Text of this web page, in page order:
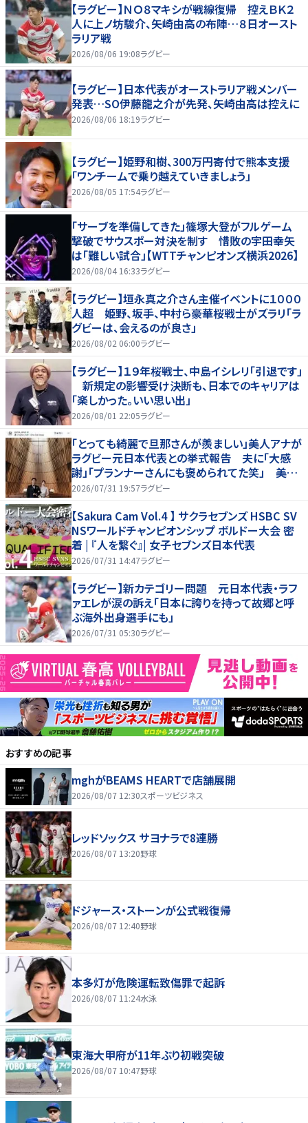
【ラグビー】ＮＯ８マキシが戦線復帰 控えＢＫ２
人に上ノ坊駿介、矢崎由高の布陣…８日オースト
ラリア戦
2026/08/06 19:08ラグビー
【ラグビー】日本代表がオーストラリア戦メンバー
発表…SO伊藤龍之介が先発、矢崎由高は控えに
2026/08/06 18:19ラグビー
【ラグビー】姫野和樹、300万円寄付で熊本支援
「ワンチームで乗り越えていきましょう」
2026/08/05 17:54ラグビー
「サーブを準備してきた」篠塚大登がフルゲーム
撃破でサウスポー対決を制す 惜敗の宇田幸矢
は「難しい試合」【WTTチャンピオンズ横浜2026】
2026/08/04 16:33ラグビー
【ラグビー】垣永真之介さん主催イベントに１０００
人超 姫野、坂手、中村ら豪華桜戦士がズラリ「ラ
グビーは、会えるのが良さ」
2026/08/02 06:00ラグビー
【ラグビー】１９年桜戦士、中島イシレリ「引退です」
新規定の影響受け決断も、日本でのキャリアは
「楽しかった。いい思い出」
2026/08/01 22:05ラグビー
「とっても綺麗で旦那さんが羨ましい」美人アナが
ラグビー元日本代表との挙式報告 夫に「大感
謝」「プランナーさんにも褒められてた笑」 美麗
純白ドレス姿にネット反響
2026/07/31 19:57ラグビー
【Sakura Cam Vol.4 】 サクラセブンズ HSBC SV
NSワールドチャンピオンシップ ボルドー大会 密
着 | 『人を繋ぐ』| 女子セブンズ日本代表
2026/07/31 14:47ラグビー
【ラグビー】新カテゴリー問題 元日本代表・ラフ
ァエレが涙の訴え「日本に誇りを持って故郷と呼
ぶ海外出身選手にも」
2026/07/31 05:30ラグビー
おすすめの記事
mghがBEAMS HEARTで店舗展開
2026/08/07 12:30スポーツビジネス
レッドソックス サヨナラで8連勝
2026/08/07 13:20野球
ドジャース・ストーンが公式戦復帰
2026/08/07 12:40野球
本多灯が危険運転致傷罪で起訴
2026/08/07 11:24水泳
東海大甲府が11年ぶり初戦突破
2026/08/07 10:47野球